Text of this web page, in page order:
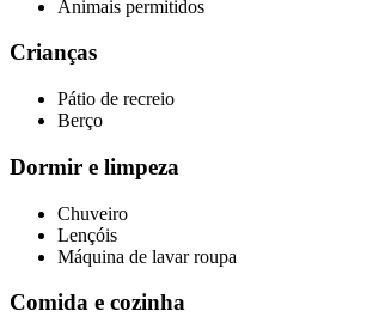
Animais permitidos
Crianças
Pátio de recreio
Berço
Dormir e limpeza
Chuveiro
Lençóis
Máquina de lavar roupa
Comida e cozinha